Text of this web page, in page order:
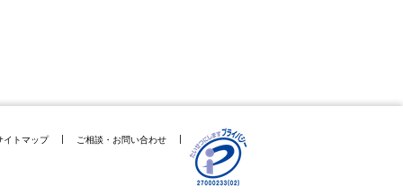
イトマップ ご相談・お問い合わせ